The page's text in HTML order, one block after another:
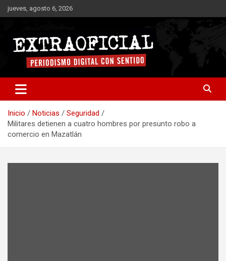
Saltar
al
jueves, agosto 6, 2026
Extraoficial
Inicio Noticias
Seguridad
Militares detienen a cuatro hombres por presunto robo a
comercio en Mazatlán